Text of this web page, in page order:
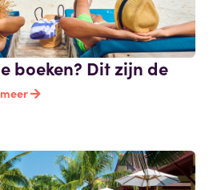
boeken? Dit zijn de